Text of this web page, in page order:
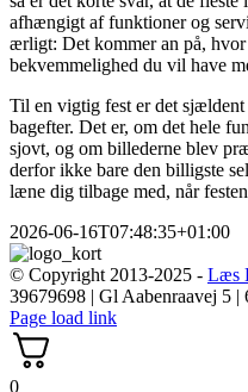
afhængigt af funktioner og
ærligt: Det kommer an på,
bekvemmelighed du vil have
Til en vigtig fest er det sjældent
bagefter. Det er, om det hele
sjovt, og om billederne blev
derfor ikke bare den billigste
læne dig tilbage med, når
2026-06-16T07:48:35+01:00
© Copyright 2013-2025 - Læs
39679698 | Gl Aabenraavej 5 |
Page load link
0